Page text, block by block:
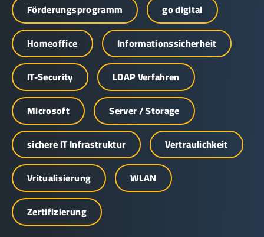
Förderungsprogramm
go digital
Homeoffice
Informationssicherheit
IT-Security
LDAP Verfahren
Microsoft
Server / Storage
sichere IT Infrastruktur
Vertraulichkeit
Vritualisierung
WLAN
Zertifizierung